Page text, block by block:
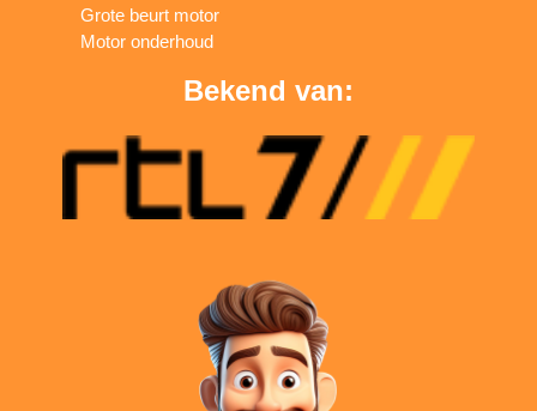
Grote beurt motor
Motor onderhoud
Bekend van: